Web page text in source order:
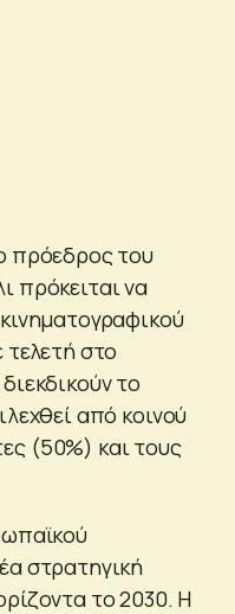
πρόεδρος του
πρόκειται να
τελετή στο
το
από κοινού
(50%) και τους
στρατηγική
το 2030. Η